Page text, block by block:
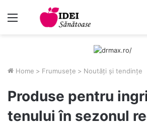
Menu
Home > Frumusețe > Noutăți și tendințe
Produse pentru
tenului în sezonul